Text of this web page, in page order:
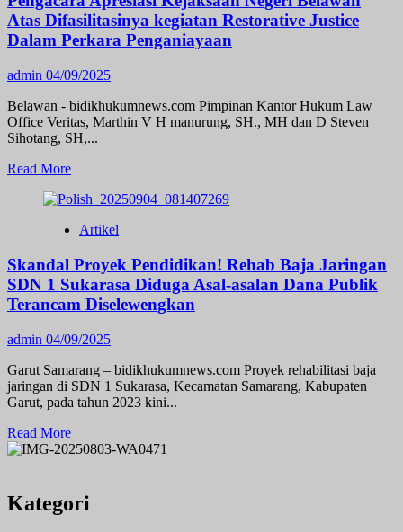
Warga
Kota
Bogor
Bank
Keliling
Buat
Makan
Atas Difasilitasinya kegiatan Restorative Justice
Dalam Perkara Penganiayaan
admin 04/09/2025
Belawan - bidikhukumnews.com Pimpinan Kantor Hukum Law
Office Veritas, Marthin V H manurung, SH., MH dan D Steven
Sihotang, SH,...
Read MoreRead
about
Apresiasi
Negeri
Belawan
Atas
Difasilitasinya
Restorative
Dalam
Perkara
Penganiayaan
Artikel
Skandal Proyek Pendidikan! Rehab Baja Jaringan
SDN 1 Sukarasa Diduga Asal-asalan Dana Publik
Terancam Diselewengkan
admin 04/09/2025
Garut Samarang – bidikhukumnews.com Proyek rehabilitasi baja
jaringan di SDN 1 Sukarasa, Kecamatan Samarang, Kabupaten
Garut, pada tahun 2023 kini...
Read MoreRead
more
Proyek
Pendidikan!
Kategori